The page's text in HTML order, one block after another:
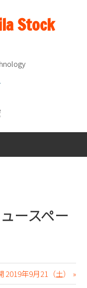
Stock
ースペー
2019年9月21（土）